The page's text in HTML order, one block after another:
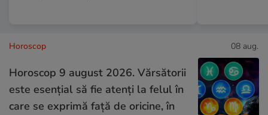
Horoscop 08 aug.
Horoscop 9 august 2026. Vărsătorii
este esențial să fie atenți la felul în
care se exprimă față de oricine, în